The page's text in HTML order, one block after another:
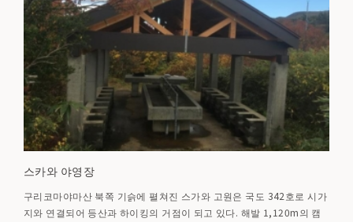
스카와 야영장
구리코마야마산 북쪽 기슭에 펼쳐진 스가와 고원은 국도 342호로 시가
지와 연결되어 등산과 하이킹의 거점이 되고 있다. 해발 1,120m의 캠